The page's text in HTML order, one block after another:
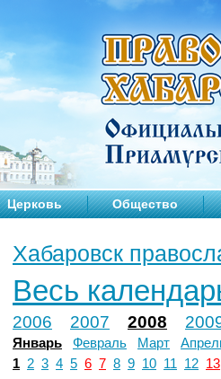
Церковь Общество
Хабаровск
Весь
2006 2007 2008
Январь Февраль Март
1 2 3 4 5 6 7 8 9 10 11 12 13